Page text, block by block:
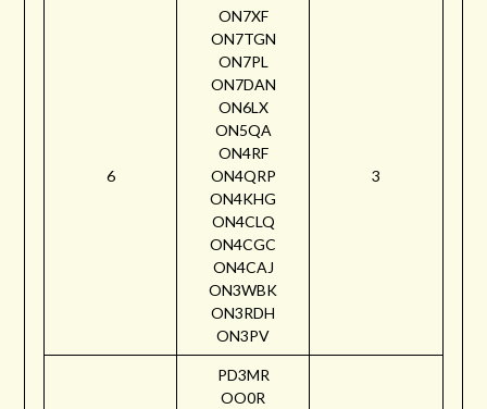
6
ON7XF
ON7TGN
ON7PL
ON7DAN
ON6LX
ON5QA
ON4RF
ON4QRP
ON4KHG
ON4CLQ
ON4CGC
ON4CAJ
ON3WBK
ON3RDH
ON3PV
3
PD3MR
OO0R